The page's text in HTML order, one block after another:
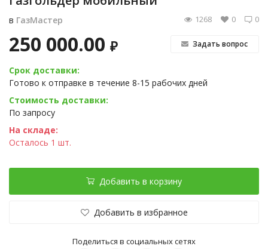
в ГазМастер 0
0
1268
250 000.00 ₽ Задать вопрос
Срок доставки:
Готово к отправке в течение 8-15 рабочих дней
Стоимость доставки:
По запросу
На складе:
Осталось 1 шт.
Добавить в корзину
Добавить в избранное
Поделиться в социальных сетях